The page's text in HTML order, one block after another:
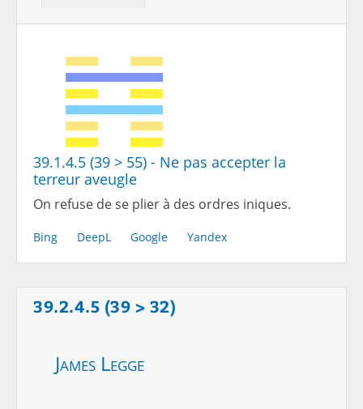
39.1.4.5 (39 > 55) - Ne pas accepter la
terreur aveugle
On refuse de se plier à des ordres iniques.
Bing DeepL Google Yandex
39.2.4.5 (39 > 32)
James Legge